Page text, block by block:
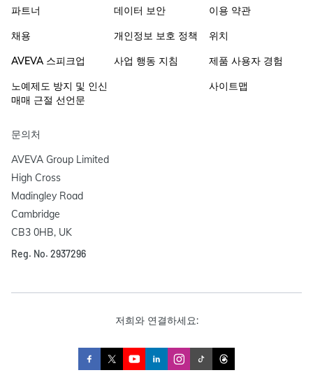
파트너
채용
AVEVA 스피크업
노예제도 방지 및 인신
매매 근절 선언문
데이터 보안
개인정보 보호 정책
사업 행동 지침
이용 약관
위치
제품 사용자 경험
사이트맵
문의처
AVEVA Group Limited
High Cross
Madingley Road
Cambridge
CB3 0HB, UK
Reg. No. 2937296
저희와 연결하세요: